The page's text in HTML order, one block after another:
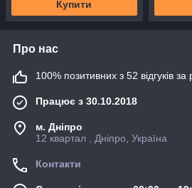
Купити
Про нас
100% позитивних з 52 відгуків за
Працює з 30.10.2018
м. Дніпро
12 квартал , Дніпро, Україна
Контакти